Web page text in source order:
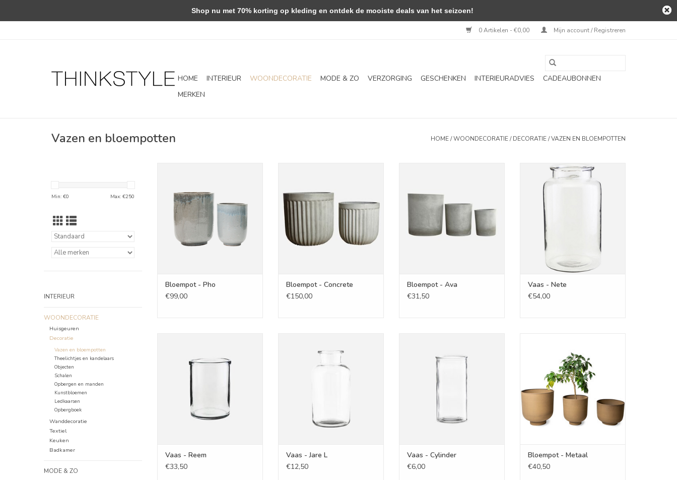
0 Artikelen - €0,00 Mijn account / Registreren
HOME INTERIEUR WOONDECORATIE MODE & ZO VERZORGING GESCHENKEN INTERIEURADVIES
CADEAUBONNEN
MERKEN
Vazen en bloempotten HOME/WOONDECORATIE/DECORATIE/VAZEN EN BLOEMPOTTEN
Min: €0 Max: €250
INTERIEUR
WOONDECORATIE
Huisgeuren
Decoratie
Vazen en bloempotten
Theelichtjes en kandelaars
Objecten
Schalen
Opbergen en manden
Kunstbloemen
Ledkaarsen
Opbergboek
Wanddecoratie
Textiel
Keuken
Badkamer
MODE & ZO
Bloempot - Pho
€99,00
Bloempot - Concrete
€150,00
Bloempot - Ava
€31,50
Vaas - Nete
TOEVOEGEN AAN WINKELWAGEN
Vaas - Nete
€54,00
Vaas - Reem
€33,50
TOEVOEGEN AAN WINKELWAGEN
Vaas - Jare L
€12,50
TOEVOEGEN AAN WINKELWAGEN
Vaas - Cylinder
€6,00
TOEVOEGEN AAN WINKELWAGEN
Bloempot - Metaal
€40,50
Shop nu met 70% korting op kleding en ontdek de mooiste deals van het seizoen!